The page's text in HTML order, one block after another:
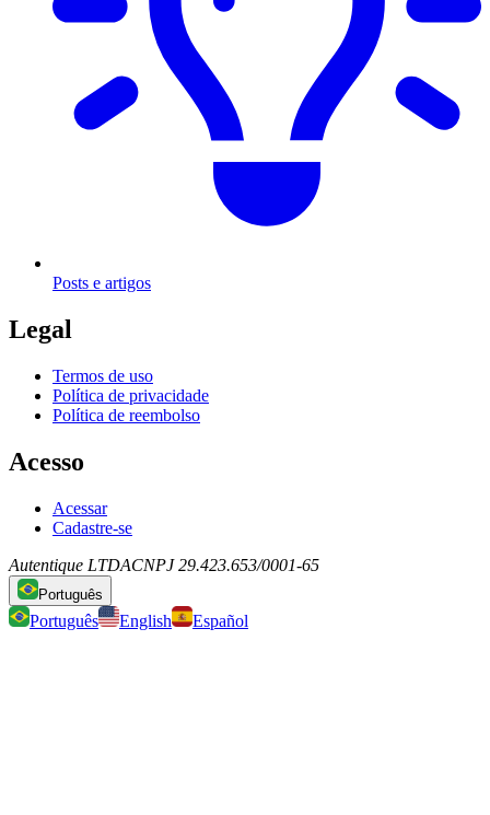
Posts e artigos
Legal
Termos de uso
Política de privacidade
Política de reembolso
Acesso
Acessar
Cadastre-se
Autentique LTDACNPJ 29.423.653/0001-65
Português
Português English Español